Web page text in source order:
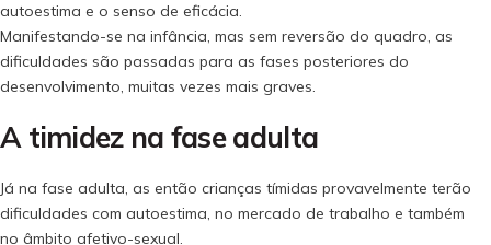
autoestima e o senso de eficácia.
Manifestando-se na infância, mas sem reversão do quadro, as
dificuldades são passadas para as fases posteriores do
desenvolvimento, muitas vezes mais graves.
A timidez na fase adulta
Já na fase adulta, as então crianças tímidas provavelmente terão
dificuldades com autoestima, no mercado de trabalho e também
no âmbito afetivo-sexual.